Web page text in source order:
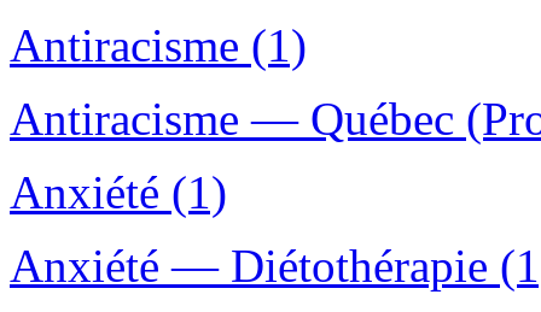
Antiracisme (1)
Antiracisme — Québec
Anxiété (1)
Anxiété — Diétothérapie